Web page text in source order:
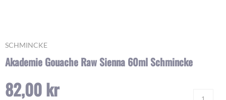
SCHMINCKE
Akademie Gouache Raw Sienna 60ml Schmincke
82,00 kr
Skip
the
of
the